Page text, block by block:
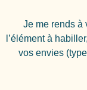
Je me rends à
l’élément à
vos envies